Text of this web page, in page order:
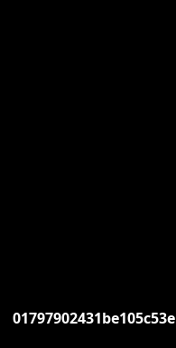
01797902431be105c53e